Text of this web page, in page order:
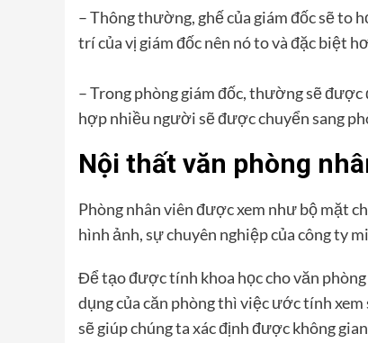
– Thông thường, ghế của giám đốc sẽ to
trí của vị giám đốc nên nó to và đặc biệt
– Trong phòng giám đốc, thường sẽ
hợp nhiều người sẽ được chuyển sang
Nội thất văn phòng
Phòng nhân viên được xem như bộ mặt
hình ảnh, sự chuyên nghiệp của công ty
Để tạo được tính khoa học cho văn
dụng của căn phòng thì việc ước tính
sẽ giúp chúng ta xác định được không